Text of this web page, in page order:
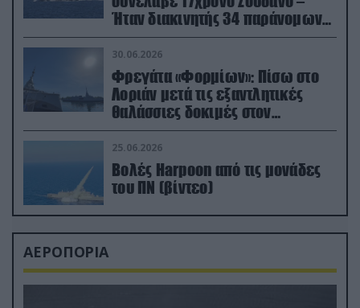
Ήταν διακινητής 34 παράνομων
μεταναστών
30.06.2026
Φρεγάτα «Φορμίων»: Πίσω στο
Λοριάν μετά τις εξαντλητικές
θαλάσσιες δοκιμές στον
απαιτητικό Βισκαϊκό
25.06.2026
Βολές Harpoon από τις μονάδες
του ΠΝ (βίντεο)
ΑΕΡΟΠΟΡΙΑ